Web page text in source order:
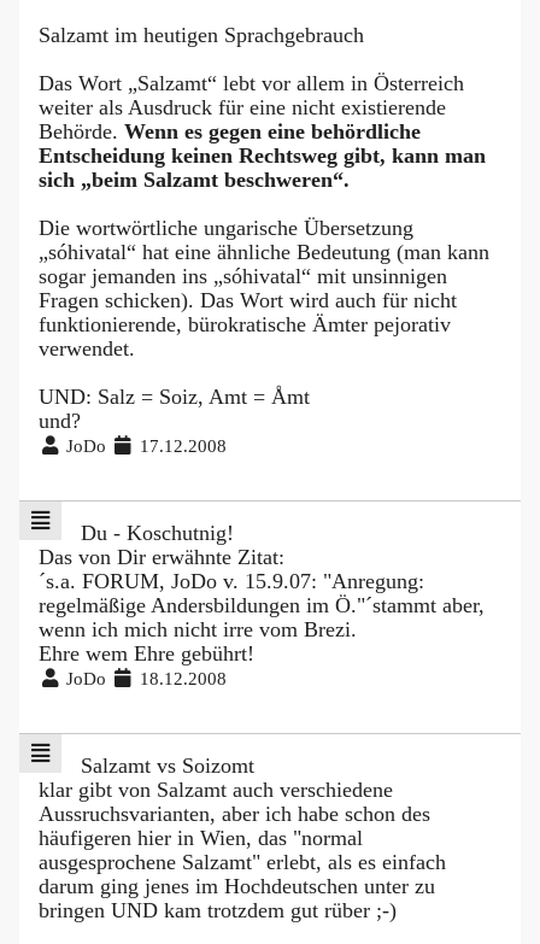
Salzamt im heutigen Sprachgebrauch
Das Wort „Salzamt“ lebt vor allem in Österreich
weiter als Ausdruck für eine nicht existierende
Behörde. Wenn es gegen eine behördliche
Entscheidung keinen Rechtsweg gibt, kann man
sich „beim Salzamt beschweren“.
Die wortwörtliche ungarische Übersetzung
„sóhivatal“ hat eine ähnliche Bedeutung (man kann
sogar jemanden ins „sóhivatal“ mit unsinnigen
Fragen schicken). Das Wort wird auch für nicht
funktionierende, bürokratische Ämter pejorativ
verwendet.
UND: Salz = Soiz, Amt = Åmt
und?
JoDo 17.12.2008
Du - Koschutnig!
Das von Dir erwähnte Zitat:
´s.a. FORUM, JoDo v. 15.9.07: "Anregung:
regelmäßige Andersbildungen im Ö."´stammt aber,
wenn ich mich nicht irre vom Brezi.
Ehre wem Ehre gebührt!
JoDo 18.12.2008
Salzamt vs Soizomt
klar gibt von Salzamt auch verschiedene
Aussruchsvarianten, aber ich habe schon des
häufigeren hier in Wien, das "normal
ausgesprochene Salzamt" erlebt, als es einfach
darum ging jenes im Hochdeutschen unter zu
bringen UND kam trotzdem gut rüber ;-)